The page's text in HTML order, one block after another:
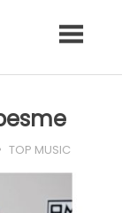
TOP MUSIC